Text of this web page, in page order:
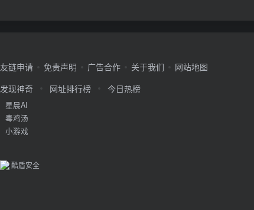
友链申请 免责声明 广告合作 关于我们
网站地图
发现神奇
星晨AI
毒鸡汤
小游戏
网址排行榜 今日热榜
酷盾安全